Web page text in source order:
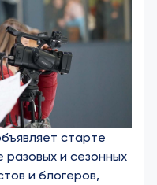
старте
разовых и сезонных
и блогеров,